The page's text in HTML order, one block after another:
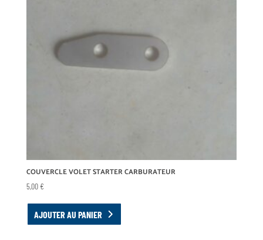
COUVERCLE VOLET STARTER CARBURATEUR
5,00€
AJOUTER AU PANIER